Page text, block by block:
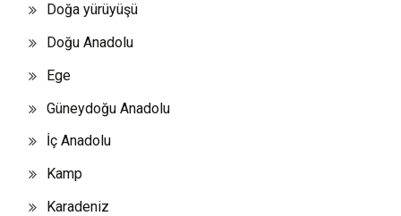
Doğa yürüyüşü
Doğu Anadolu
Ege
Güneydoğu Anadolu
İç Anadolu
Kamp
Karadeniz